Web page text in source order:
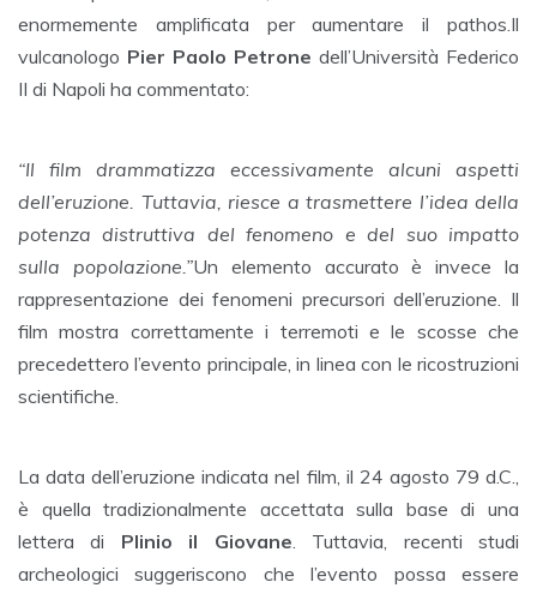
enormemente amplificata per aumentare il pathos.Il
vulcanologo Pier Paolo Petrone dell’Università Federico
II di Napoli ha commentato:
“Il film drammatizza eccessivamente alcuni aspetti
dell’eruzione. Tuttavia, riesce a trasmettere l’idea della
potenza distruttiva del fenomeno e del suo impatto
sulla popolazione.”Un elemento accurato è invece la
rappresentazione dei fenomeni precursori dell’eruzione. Il
film mostra correttamente i terremoti e le scosse che
precedettero l’evento principale, in linea con le ricostruzioni
scientifiche.
La data dell’eruzione indicata nel film, il 24 agosto 79 d.C.,
è quella tradizionalmente accettata sulla base di una
lettera di Plinio il Giovane . Tuttavia, recenti studi
archeologici suggeriscono che l’evento possa essere